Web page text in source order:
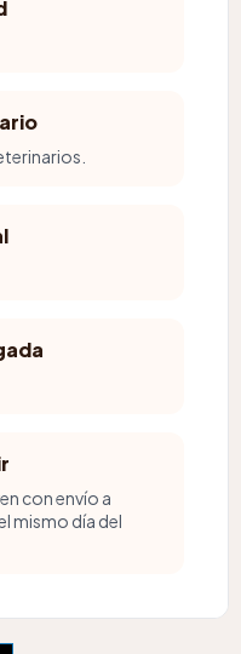
con envío a
mismo día del